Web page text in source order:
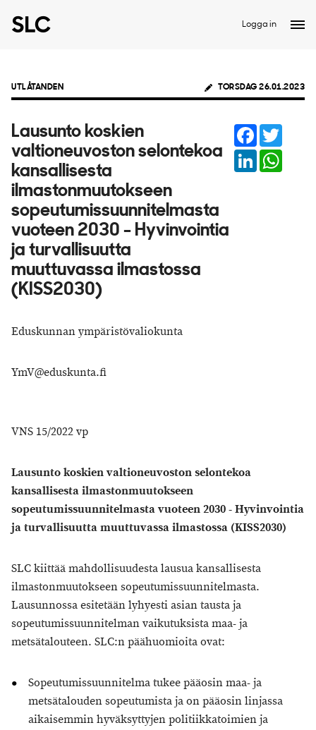
Logga in
UTLÅTANDEN TORSDAG 26.01.2023
Lausunto koskien
valtioneuvoston selontekoa
kansallisesta
ilmastonmuutokseen
sopeutumissuunnitelmasta
vuoteen 2030 - Hyvinvointia
ja turvallisuutta
muuttuvassa ilmastossa
(KISS2030)
Facebook
LinkedIn
Eduskunnan ympäristövaliokunta
YmV@eduskunta.fi
VNS 15/2022 vp
Lausunto koskien valtioneuvoston selontekoa
kansallisesta ilmastonmuutokseen
sopeutumissuunnitelmasta vuoteen 2030 - Hyvinvointia
ja turvallisuutta muuttuvassa ilmastossa (KISS2030)
SLC kiittää mahdollisuudesta lausua kansallisesta
ilmastonmuutokseen sopeutumissuunnitelmasta.
Lausunnossa esitetään lyhyesti asian tausta ja
sopeutumissuunnitelman vaikutuksista maa- ja
metsätalouteen. SLC:n päähuomioita ovat:
Sopeutumissuunnitelma tukee pääosin maa- ja
metsätalouden sopeutumista ja on pääosin linjassa
aikaisemmin hyväksyttyjen politiikkatoimien ja